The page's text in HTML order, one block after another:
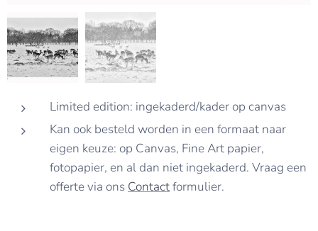
Limited edition: ingekaderd/kader op canvas
Kan ook besteld worden in een formaat naar
eigen keuze: op Canvas, Fine Art papier,
fotopapier, en al dan niet ingekaderd. Vraag een
offerte via ons Contactformulier.